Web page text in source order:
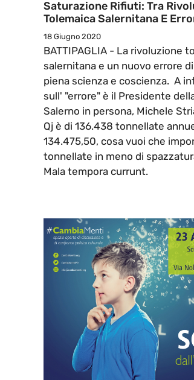
Saturazione Rifiuti: Tra
Tolemaica Salernitana E
18 Giugno 2020
BATTIPAGLIA - La rivoluzione
salernitana e un nuovo errore
piena scienza e coscienza. A
sull' "errore" è il Presidente
Salerno in persona, Michele
Qj è di 136.438 tonnellate
134.475,50, cosa vuoi che
tonnellate in meno di
Mala tempora currunt.